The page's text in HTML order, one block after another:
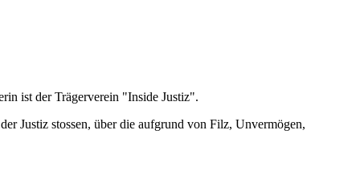
ist der Trägerverein "Inside Justiz".
Justiz stossen, über die aufgrund von Filz, Unvermögen,